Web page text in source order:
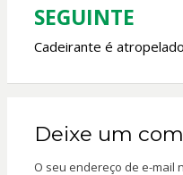
SEGUINTE
Cadeirante é
Deixe um
O seu endereço de e-mail